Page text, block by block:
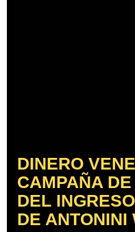
DINERO
CAMPAÑA
DEL
DE ANTONINI